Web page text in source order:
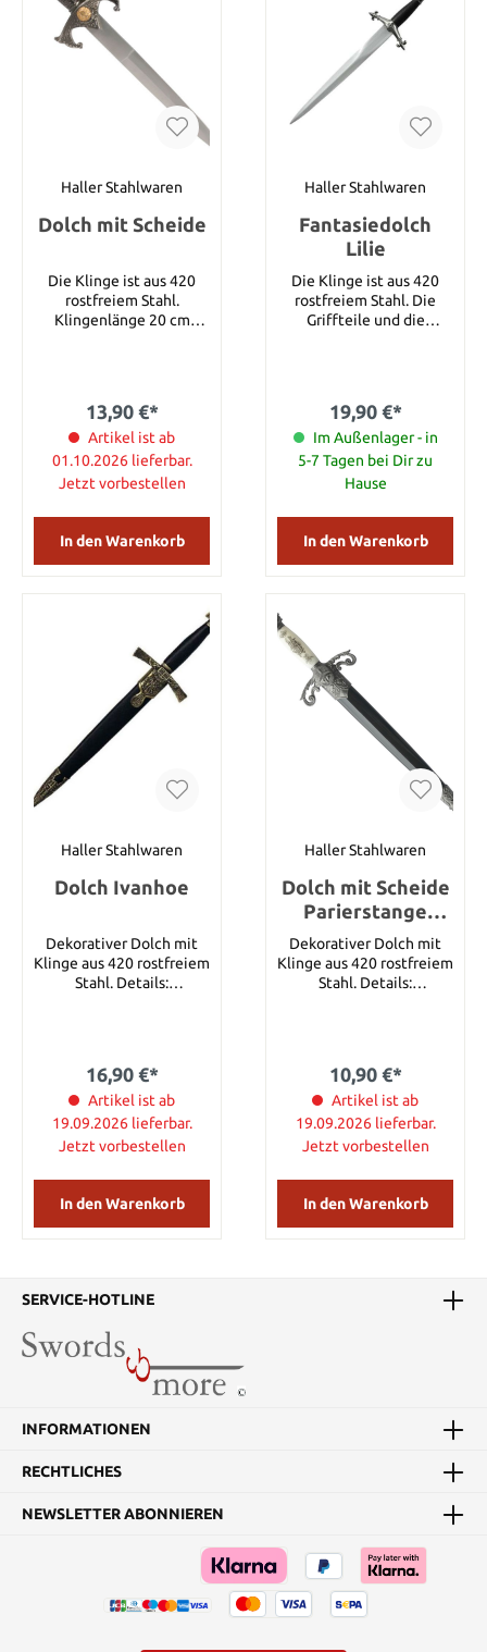
Haller Stahlwaren
Dolch mit Scheide
Die Klinge ist aus 420
rostfreiem Stahl.
Klingenlänge 20 cm
13,90 €*
Artikel ist ab
01.10.2026 lieferbar.
Jetzt vorbestellen
In den Warenkorb
Haller Stahlwaren
Fantasiedolch
Lilie
Die Klinge ist aus 420
rostfreiem Stahl. Die
Griffteile und die
Scheide: ca. 38 cm
Klingenlänge: ca. 23,5 cm
Klingenmaterial:
Rostfreier Stahl
19,90 €*
Im Außenlager - in
5-7 Tagen bei Dir zu
Hause
In den Warenkorb
Haller Stahlwaren
Dolch Ivanhoe
Dekorativer Dolch mit
Klinge aus 420 rostfreiem
Stahl. Details:
Klingenmaterial: 420
Rostfreier Stahl
16,90 €*
Artikel ist ab
19.09.2026 lieferbar.
Jetzt vorbestellen
In den Warenkorb
Haller Stahlwaren
Dolch mit Scheide
Parierstange
gebogen
Dekorativer Dolch mit
Klinge aus 420 rostfreiem
Stahl. Details:
Klingenmaterial: 420
Rostfreier Stahl
10,90 €*
Artikel ist ab
19.09.2026 lieferbar.
Jetzt vorbestellen
In den Warenkorb
SERVICE-HOTLINE
INFORMATIONEN
RECHTLICHES
NEWSLETTER ABONNIEREN